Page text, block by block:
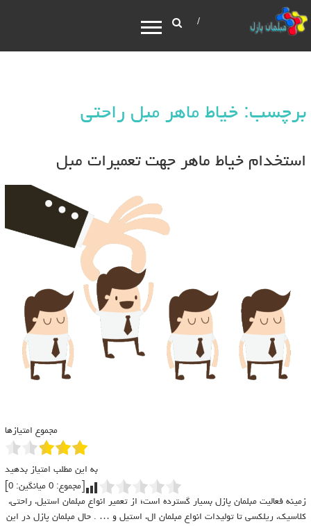
برچسب: خیاط ماهر مبل راحتی
استخدام خیاط ماهر جهت تعمیرات مبل
مجموع امتیازها
به این مطلب امتیاز بدهید
[مجموع:0 میانگین:0
زمینه فعالیت مبلمان پازل بسیار گسترده است؛ از تعمیر انواع مبلمان استیل، راحتی،
کلاسیک، ریلکسی تا تولیدات انواع مبلمان ال، استیل و … . حال مبلمان پازل در این